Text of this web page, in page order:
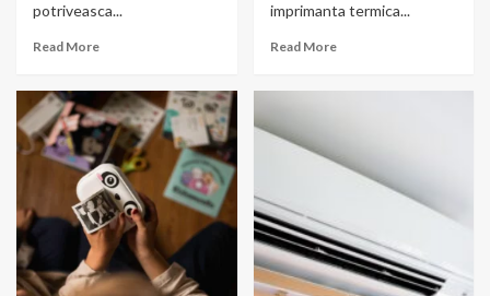
potriveasca...
Read More
imprimanta termica...
Read More